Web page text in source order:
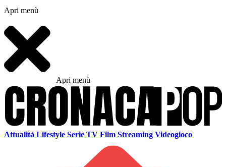
Apri menù
Apri menù
Attualità Lifestyle Serie TV Film Streaming Videogioco